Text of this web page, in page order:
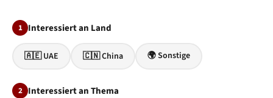
1 Interessiert an Land
🇦🇪 UAE 🇨🇳 China 🌍 Sonstige
2 Interessiert an Thema